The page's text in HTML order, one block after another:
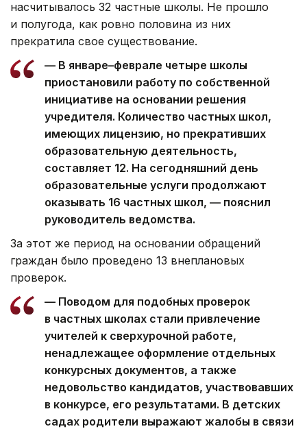
насчитывалось 32 частные школы. Не прошло
и полугода, как ровно половина из них
прекратила свое существование.
— В январе–феврале четыре школы
приостановили работу по собственной
инициативе на основании решения
учредителя. Количество частных школ,
имеющих лицензию, но прекративших
образовательную деятельность,
составляет 12. На сегодняшний день
образовательные услуги продолжают
оказывать 16 частных школ, — пояснил
руководитель ведомства.
За этот же период на основании обращений
граждан было проведено 13 внеплановых
проверок.
— Поводом для подобных проверок
в частных школах стали привлечение
учителей к сверхурочной работе,
ненадлежащее оформление отдельных
конкурсных документов, а также
недовольство кандидатов, участвовавших
в конкурсе, его результатами. В детских
садах родители выражают жалобы в связи